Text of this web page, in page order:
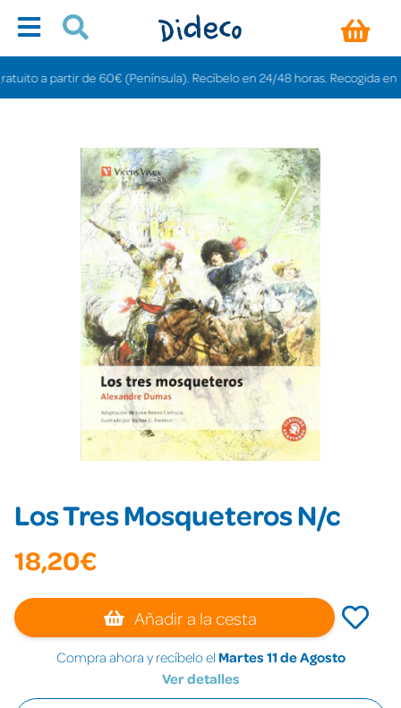
a partir de 60€ (Península). Recíbelo en 24/48 horas. Recogida en
Los Tres Mosqueteros N/c
18,20€
Añadir a la cesta
Compra ahora y recíbelo el Martes 11 de Agosto
Ver detalles